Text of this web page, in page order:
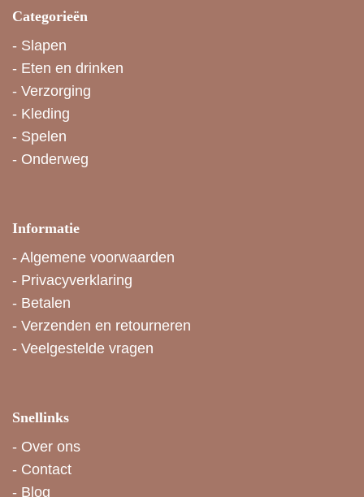
Categorieën
- Slapen
- Eten en drinken
- Verzorging
- Kleding
- Spelen
- Onderweg
Informatie
- Algemene voorwaarden
- Privacyverklaring
- Betalen
- Verzenden en retourneren
- Veelgestelde vragen
Snellinks
- Over ons
- Contact
- Blog